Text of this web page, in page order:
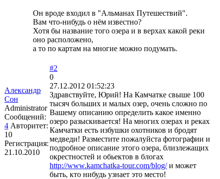
Он вроде входил в "Альманах Путешествий".
Вам что-нибудь о нём известно?
Хотя бы название того озера и в верхах какой реки
оно расположено,
а то по картам на многие можно подумать.
Александр
Сон
Administrator
Сообщений:
4 Авторитет:
10
Регистрация:
21.10.2010
#2
0
27.12.2012 01:52:23
Здравствуйте, Юрий! На Камчатке свыше 100
тысяч больших и малых озер, очень сложно по
Вашему описанию определить какое именно
озеро разыскивается! На многих озерах и реках
Камчатки есть избушки охотников и бродят
медведи! Разместите пожалуйста фотографии и
подробное описание этого озера, близлежащих
окрестностей и обьектов в блогах
http://www.kamchatka-tour.com/blog/и может
быть, кто нибудь узнает это место!